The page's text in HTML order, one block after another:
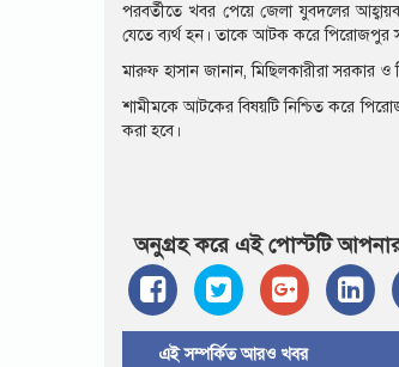
পরবর্তীতে খবর পেয়ে জেলা যুবদলের
যেতে ব্যর্থ হন। তাকে আটক করে পিরোজপুর
মারুফ হাসান জানান, মিছিলকারীরা সরকার ও
শামীমকে আটকের বিষয়টি নিশ্চিত করে
করা হবে।
অনুগ্রহ করে এই পোস্টটি
এই সম্পর্কিত আরও খবর